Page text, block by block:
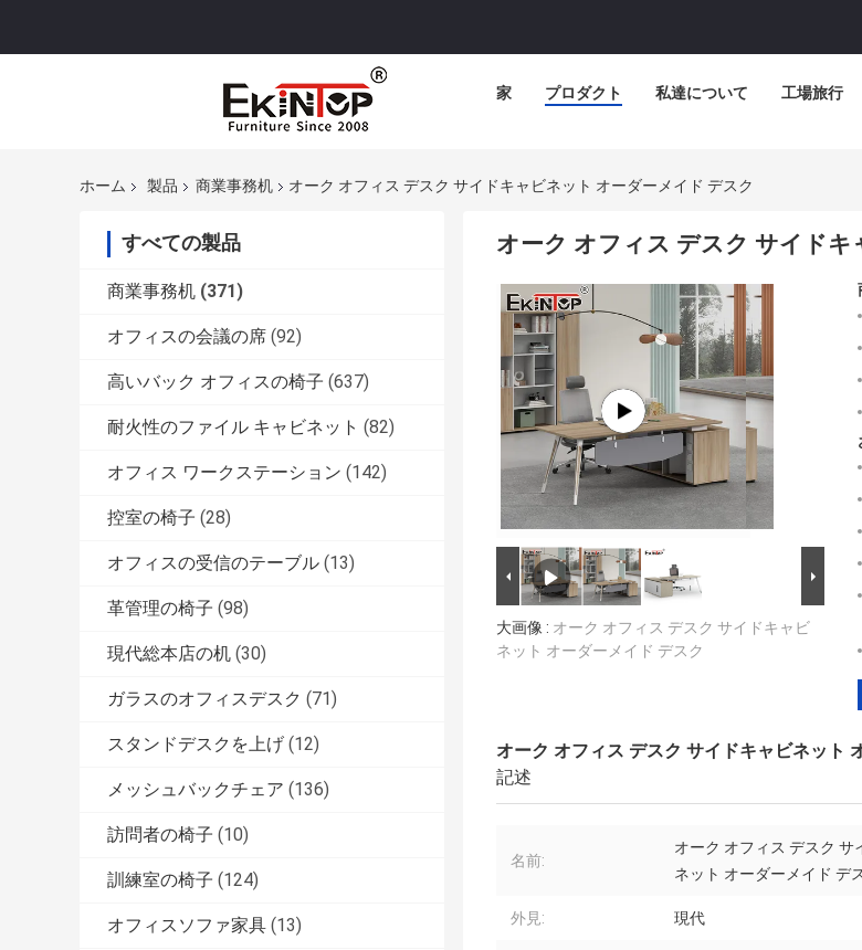
家 プロダクト 私達について 工場旅行
ホーム 製品 商業事務机 オーク オフィス デスク サイドキャビネット オーダーメイド デスク
すべての製品
商業事務机 (371)
オフィスの会議の席 (92)
高いバック オフィスの椅子 (637)
耐火性のファイル キャビネット (82)
オフィス ワークステーション (142)
控室の椅子 (28)
オフィスの受信のテーブル (13)
革管理の椅子 (98)
現代総本店の机 (30)
ガラスのオフィスデスク (71)
スタンドデスクを上げ (12)
メッシュバックチェア (136)
訪問者の椅子 (10)
訓練室の椅子 (124)
オフィスソファ家具 (13)
オーク オフィス デスク サイド
大画像 : オーク オフィス デスク サイドキャビ
ネット オーダーメイド デスク
オーク オフィス デスク サイドキャビネット
記述
名前:
オーク オフィス デスク サ
ネット オーダーメイド デ
外見: 現代